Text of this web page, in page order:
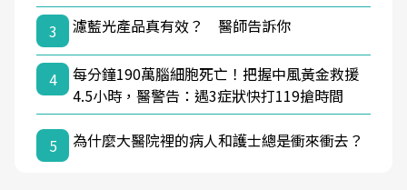
3
濾藍光產品真有效？ 醫師告訴你
4
每分鐘190萬腦細胞死亡！把握中風黃金救援
4.5小時，醫警告：遇3症狀快打119搶時間
5 為什麼大醫院裡的病人和護士總是衝來衝去？